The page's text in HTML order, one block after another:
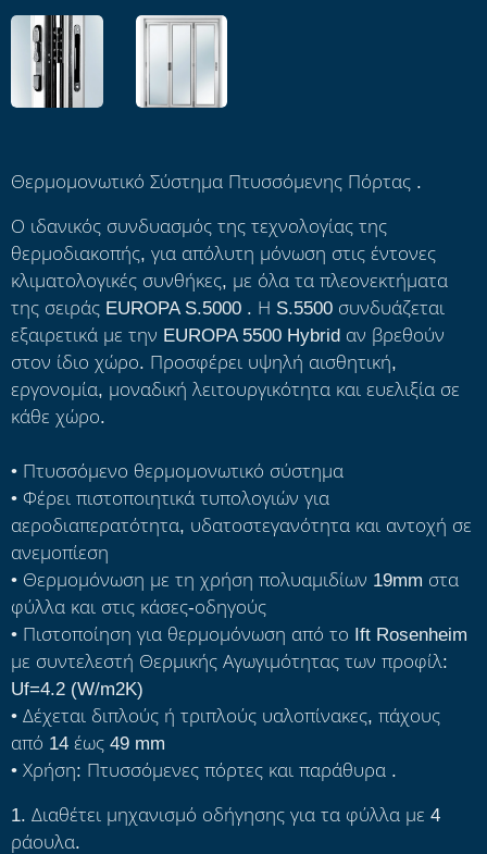
Θερμομονωτικό Σύστημα Πτυσσόμενης Πόρτας .
Ο ιδανικός συνδυασμός της τεχνολογίας της
θερμοδιακοπής, για απόλυτη μόνωση στις έντονες
κλιματολογικές συνθήκες, με όλα τα πλεονεκτήματα
της σειράς EUROPA S.5000 . Η S.5500 συνδυάζεται
εξαιρετικά με την EUROPA 5500 Hybrid αν βρεθούν
στον ίδιο χώρο. Προσφέρει υψηλή αισθητική,
εργονομία, μοναδική λειτουργικότητα και ευελιξία σε
κάθε χώρο.
• Πτυσσόμενο θερμομονωτικό σύστημα
• Φέρει πιστοποιητικά τυπολογιών για
αεροδιαπερατότητα, υδατοστεγανότητα και αντοχή σε
ανεμοπίεση
• Θερμομόνωση με τη χρήση πολυαμιδίων 19mm στα
φύλλα και στις κάσες-οδηγούς
• Πιστοποίηση για θερμομόνωση από το Ift Rosenheim
με συντελεστή Θερμικής Αγωγιμότητας των προφίλ:
Uf=4.2 (W/m2K)
• Δέχεται διπλούς ή τριπλούς υαλοπίνακες, πάχους
από 14 έως 49 mm
• Χρήση: Πτυσσόμενες πόρτες και παράθυρα .
1. Διαθέτει μηχανισμό οδήγησης για τα φύλλα με 4
ράουλα.